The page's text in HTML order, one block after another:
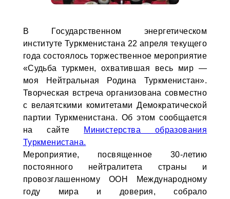
В Государственном энергетическом
институте Туркменистана 22 апреля текущего
года состоялось торжественное мероприятие
«Судьба туркмен, охватившая весь мир —
моя Нейтральная Родина Туркменистан».
Творческая встреча организована совместно
с велаятскими комитетами Демократической
партии Туркменистана. Об этом сообщается
на сайте
Министерства образования
Туркменистана.
Мероприятие, посвященное 30-летию
постоянного нейтралитета страны и
провозглашенному ООН Международному
году мира и доверия, собрало